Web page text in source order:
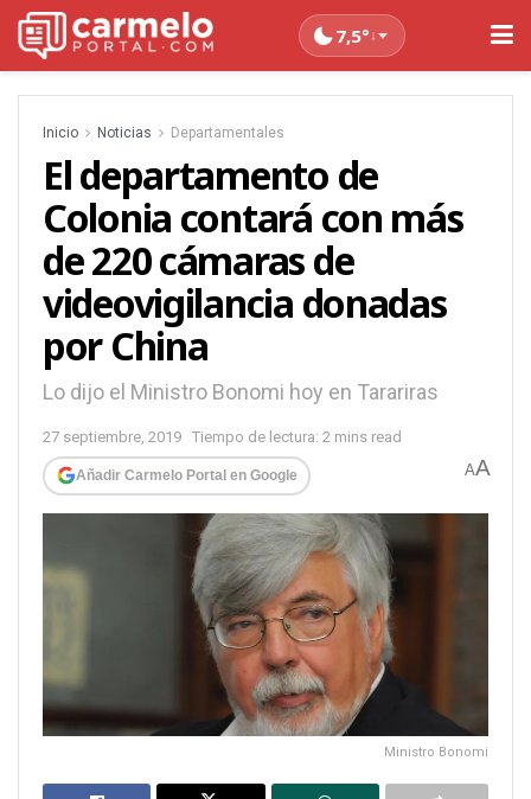
7,5°↓
Inicio Noticias Departamentales
El departamento de
Colonia contará con más
de 220 cámaras de
videovigilancia donadas
por China
Lo dijo el Ministro Bonomi hoy en Tarariras
27 septiembre, 2019 Tiempo de lectura: 2 mins read
Añadir Carmelo Portal en Google AA
Ministro Bonomi